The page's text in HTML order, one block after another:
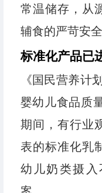
常温储存，从
辅食的严苛安全
标准化产品已
《国民营养计
婴幼儿食品质
期间，有行业
表的标准化乳
幼儿奶类摄